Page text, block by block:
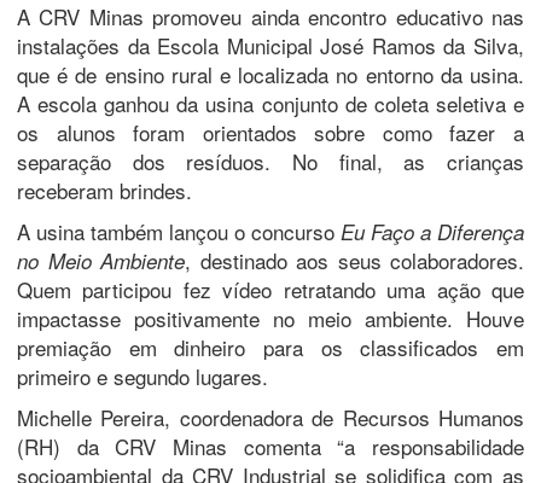
A CRV Minas promoveu ainda encontro educativo nas
instalações da Escola Municipal José Ramos da Silva,
que é de ensino rural e localizada no entorno da usina.
A escola ganhou da usina conjunto de coleta seletiva e
os alunos foram orientados sobre como fazer a
separação dos resíduos. No final, as crianças
receberam brindes.
A usina também lançou o concurso Eu Faço a Diferença
no Meio Ambiente, destinado aos seus colaboradores.
Quem participou fez vídeo retratando uma ação que
impactasse positivamente no meio ambiente. Houve
premiação em dinheiro para os classificados em
primeiro e segundo lugares.
Michelle Pereira, coordenadora de Recursos Humanos
(RH) da CRV Minas comenta “a responsabilidade
socioambiental da CRV Industrial se solidifica com as